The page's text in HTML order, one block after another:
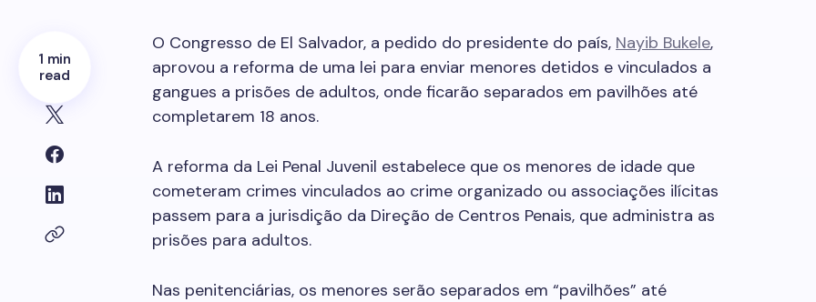
1 min
read
O Congresso de El Salvador, a pedido do presidente do país, Nayib Bukele,
aprovou a reforma de uma lei para enviar menores detidos e vinculados a
gangues a prisões de adultos, onde ficarão separados em pavilhões até
completarem 18 anos.
A reforma da Lei Penal Juvenil estabelece que os menores de idade que
cometeram crimes vinculados ao crime organizado ou associações ilícitas
passem para a jurisdição da Direção de Centros Penais, que administra as
prisões para adultos.
Nas penitenciárias, os menores serão separados em “pavilhões” até